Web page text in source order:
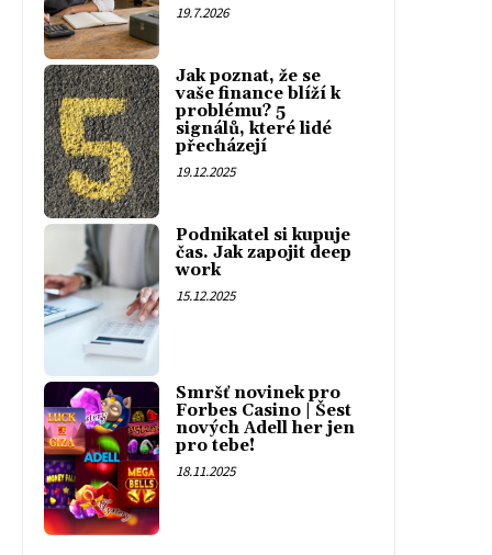
19.7.2026
Jak poznat, že se
vaše finance blíží k
problému? 5
signálů, které lidé
přecházejí
19.12.2025
Podnikatel si kupuje
čas. Jak zapojit deep
work
15.12.2025
Smršť novinek pro
Forbes Casino | Šest
nových Adell her jen
pro tebe!
18.11.2025